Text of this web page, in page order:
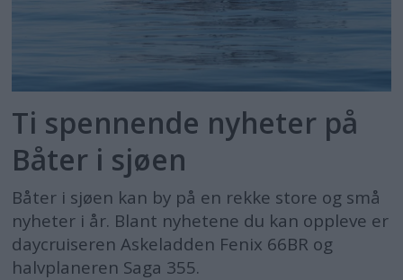
Ti spennende nyheter på
Båter i sjøen
Båter i sjøen kan by på en rekke store og små
nyheter i år. Blant nyhetene du kan oppleve er
daycruiseren Askeladden Fenix 66BR og
halvplaneren Saga 355.